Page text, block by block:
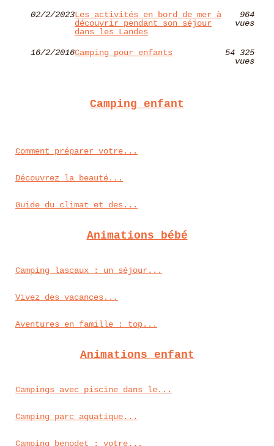
02/2/2023Les activités en bord de mer à
découvrir pendant son séjour
dans les Landes
964
vues
16/2/2016Camping pour enfants
54 325
vues
Camping enfant
Comment préparer votre...
Découvrez la beauté...
Guide du climat et des...
Animations bébé
Camping lascaux : un séjour...
Vivez des vacances...
Aventures en famille : top...
Animations enfant
Campings avec piscine dans le...
Camping parc aquatique...
Camping benodet : votre...